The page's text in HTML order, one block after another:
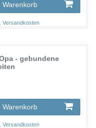
Warenkorb
Versandkosten
- gebundene
Warenkorb
Versandkosten